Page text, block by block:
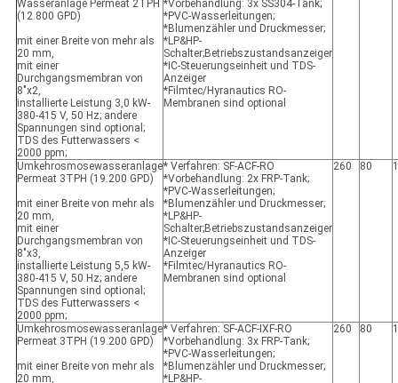
Wasseranlage Permeat 2TPH
(12.800 GPD)
mit einer Breite von mehr als
20 mm,
mit einer
Durchgangsmembran von
8"x2,
installierte Leistung 3,0 kW-
380-415 V, 50 Hz; andere
Spannungen sind optional;
TDS des Futterwassers <
2000 ppm;
*Vorbehandlung: 3x SS304-Tank;
*PVC-Wasserleitungen;
*Blumenzähler und Druckmesser;
*LP&HP-
Schalter;Betriebszustandsanzeiger
*IC-Steuerungseinheit und TDS-
Anzeiger
*Filmtec/Hyranautics RO-
Membranen sind optional
Umkehrosmosewasseranlage
Permeat 3TPH (19.200 GPD)
mit einer Breite von mehr als
20 mm,
mit einer
Durchgangsmembran von
8"x3,
installierte Leistung 5,5 kW-
380-415 V, 50 Hz; andere
Spannungen sind optional;
TDS des Futterwassers <
2000 ppm;
* Verfahren: SF-ACF-RO
*Vorbehandlung: 2x FRP-Tank;
*PVC-Wasserleitungen;
*Blumenzähler und Druckmesser;
*LP&HP-
Schalter;Betriebszustandsanzeiger
*IC-Steuerungseinheit und TDS-
Anzeiger
*Filmtec/Hyranautics RO-
Membranen sind optional
260 80
Umkehrosmosewasseranlage
Permeat 3TPH (19.200 GPD)
mit einer Breite von mehr als
20 mm,
* Verfahren: SF-ACF-IXF-RO
*Vorbehandlung: 3x FRP-Tank;
*PVC-Wasserleitungen;
*Blumenzähler und Druckmesser;
*LP&HP-
260 80